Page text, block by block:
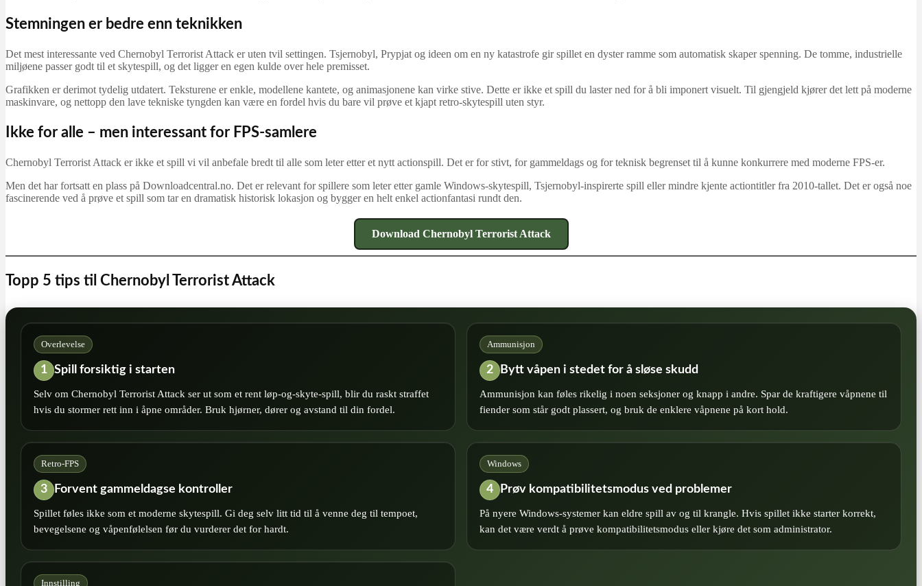
Stemningen er bedre enn teknikken
Det mest interessante ved Chernobyl Terrorist Attack er uten tvil settingen. Tsjernobyl, Prypjat og ideen om en ny katastrofe gir spillet en dyster ramme som automatisk skaper spenning. De tomme, industrielle
miljøene passer godt til et skytespill, og det ligger en egen kulde over hele premisset.
Grafikken er derimot tydelig utdatert. Teksturene er enkle, modellene kantete, og animasjonene kan virke stive. Dette er ikke et spill du laster ned for å bli imponert visuelt. Til gjengjeld kjører det lett på moderne
maskinvare, og nettopp den lave tekniske tyngden kan være en fordel hvis du bare vil prøve et kjapt retro‑skytespill uten styr.
Ikke for alle – men interessant for FPS-samlere
Chernobyl Terrorist Attack er ikke et spill vi vil anbefale bredt til alle som leter etter et nytt actionspill. Det er for stivt, for gammeldags og for teknisk begrenset til å kunne konkurrere med moderne FPS‑er.
Men det har fortsatt en plass på Downloadcentral.no. Det er relevant for spillere som leter etter gamle Windows‑skytespill, Tsjernobyl‑inspirerte spill eller mindre kjente actiontitler fra 2010‑tallet. Det er også noe
fascinerende ved å prøve et spill som tar en dramatisk historisk lokasjon og bygger en helt enkel actionfantasi rundt den.
Download Chernobyl Terrorist Attack
Topp 5 tips til Chernobyl Terrorist Attack
Overlevelse
1 Spill forsiktig i starten
Selv om Chernobyl Terrorist Attack ser ut som et rent løp‑og‑skyte‑spill, blir du raskt straffet
hvis du stormer rett inn i åpne områder. Bruk hjørner, dører og avstand til din fordel.
Ammunisjon
2 Bytt våpen i stedet for å sløse skudd
Ammunisjon kan føles rikelig i noen seksjoner og knapp i andre. Spar de kraftigere våpnene til
fiender som står godt plassert, og bruk de enklere våpnene på kort hold.
Retro‑FPS
3 Forvent gammeldagse kontroller
Spillet føles ikke som et moderne skytespill. Gi deg selv litt tid til å venne deg til tempoet,
bevegelsene og våpenfølelsen før du vurderer det for hardt.
Windows
4 Prøv kompatibilitetsmodus ved problemer
På nyere Windows‑systemer kan eldre spill av og til krangle. Hvis spillet ikke starter korrekt,
kan det være verdt å prøve kompatibilitetsmodus eller kjøre det som administrator.
Innstilling